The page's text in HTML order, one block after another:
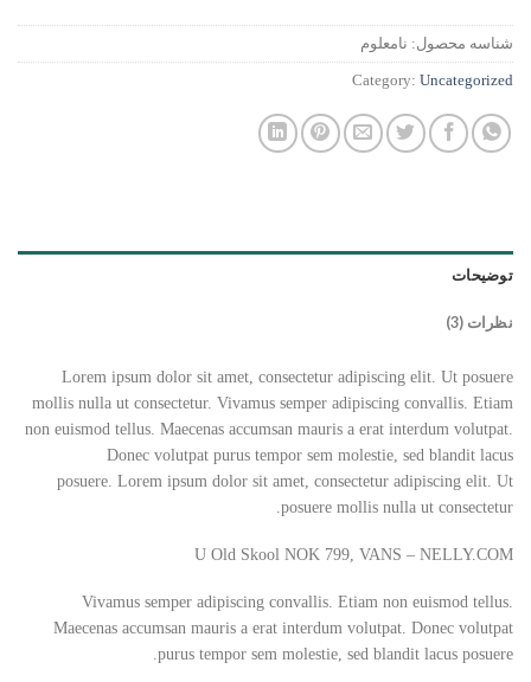
شناسه محصول: نامعلوم
Category: Uncategorized
توضیحات
نظرات (3)
Lorem ipsum dolor sit amet, consectetur adipiscing elit. Ut posuere
mollis nulla ut consectetur. Vivamus semper adipiscing convallis. Etiam
non euismod tellus. Maecenas accumsan mauris a erat interdum volutpat.
Donec volutpat purus tempor sem molestie, sed blandit lacus
posuere. Lorem ipsum dolor sit amet, consectetur adipiscing elit. Ut
posuere mollis nulla ut consectetur.
U Old Skool NOK 799, VANS – NELLY.COM
Vivamus semper adipiscing convallis. Etiam non euismod tellus.
Maecenas accumsan mauris a erat interdum volutpat. Donec volutpat
purus tempor sem molestie, sed blandit lacus posuere.